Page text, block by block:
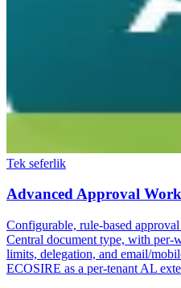
Tek seferlik
Advanced Approval
Configurable, rule-based
Central document type, with per-
limits, delegation, and email/
ECOSIRE as a per-tenant AL